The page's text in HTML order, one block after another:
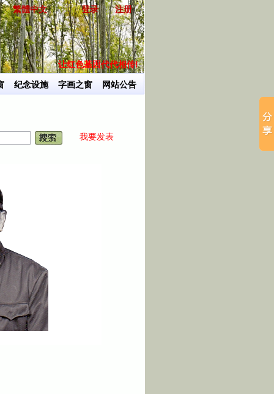
繁體中文 登录 注册
让红色基因代代相传!
纪念设施 字画之窗 网站公告
我要发表